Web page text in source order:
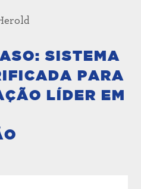
SISTEMA
PARA
LÍDER EM